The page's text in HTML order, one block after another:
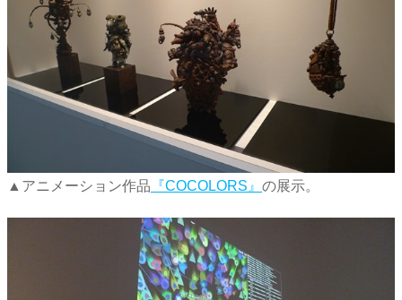
▲アニメーション作品 『COCOLORS』 の展示。